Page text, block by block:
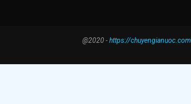
@2020 -https://chuyengianuoc.com